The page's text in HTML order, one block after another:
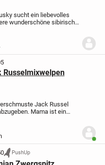
sucht ein liebevolles
wunderschöne sibirische
sucht ein dauerhaftes und
oder ein Zuhause mit
Russelmixwelpen
Jack Russel
Mama ist ein
Russel der Papa ist ein
auch gegen Tollwut
PushUp